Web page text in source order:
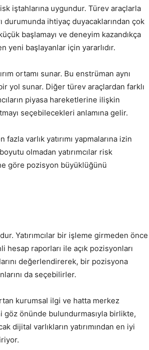
iştahlarına uygundur. Türev araçlarla
durumunda ihtiyaç duyacaklarından çok
başlamayı ve deneyim kazandıkça
yeni başlayanlar için yararlıdır.
ortamı sunar. Bu enstrüman aynı
yol sunar. Diğer türev araçlardan farklı
piyasa hareketlerine ilişkin
seçebilecekleri anlamına gelir.
varlık yatırımı yapmalarına izin
olmadan yatırımcılar risk
göre pozisyon büyüklüğünü
Yatırımcılar bir işleme girmeden önce
hesap raporları ile açık pozisyonları
değerlendirerek, bir pozisyona
da seçebilirler.
kurumsal ilgi ve hatta merkez
göz önünde bulundurmasıyla birlikte,
dijital varlıkların yatırımından en iyi